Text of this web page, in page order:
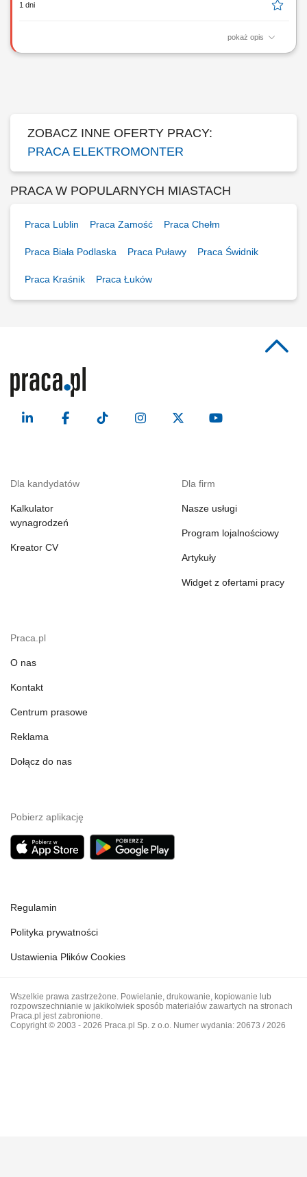
1 dni
pokaż opis
Zakres obowiązków: Realizacja prac montażowych oraz serwisowych
ZOBACZ INNE OFERTY PRACY:
PRACA ELEKTROMONTER
PRACA W POPULARNYCH MIASTACH
Praca Lublin Praca Zamość Praca Chełm
Praca Biała Podlaska Praca Puławy Praca Świdnik
Praca Kraśnik Praca Łuków
Dla kandydatów
Kalkulator
wynagrodzeń
Kreator CV
Dla firm
Nasze usługi
Program lojalnościowy
Artykuły
Widget z ofertami pracy
Praca.pl
O nas
Kontakt
Centrum prasowe
Reklama
Dołącz do nas
Pobierz aplikację
Regulamin
Polityka prywatności
Ustawienia Plików Cookies
Wszelkie prawa zastrzeżone. Powielanie, drukowanie, kopiowanie lub
rozpowszechnianie w jakikolwiek sposób materiałów zawartych na stronach
Praca.pl jest zabronione.
Copyright © 2003 - 2026 Praca.pl Sp. z o.o. Numer wydania: 20673 / 2026